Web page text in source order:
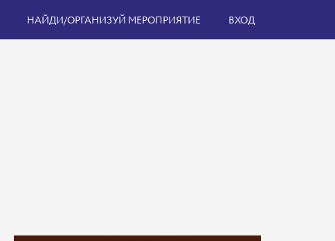
НАЙДИ/ОРГАНИЗУЙ МЕРОПРИЯТИЕ ВХОД